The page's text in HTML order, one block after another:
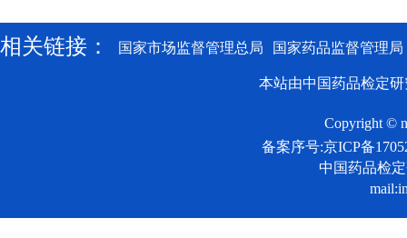
相关链接： 国家市场监督管理总局 国家药品监督管理局
本站由中国药品检定
Copyright ©
备案序号:京ICP备
中国药品检